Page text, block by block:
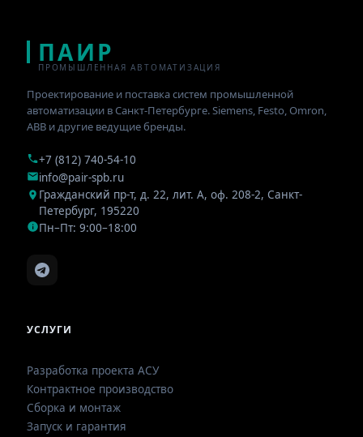
ПАИР
ПРОМЫШЛЕННАЯ АВТОМАТИЗАЦИЯ
Проектирование и поставка систем промышленной
автоматизации в Санкт-Петербурге. Siemens, Festo, Omron,
ABB и другие ведущие бренды.
+7 (812) 740-54-10
info@pair-spb.ru
Гражданский пр-т, д. 22, лит. А, оф. 208-2, Санкт-
Петербург, 195220
Пн–Пт: 9:00–18:00
УСЛУГИ
Разработка проекта АСУ
Контрактное производство
Сборка и монтаж
Запуск и гарантия